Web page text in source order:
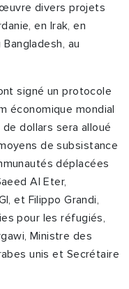
divers projets
en Irak, en
au
signé un protocole
économique mondial
dollars sera alloué
de subsistance
déplacées
Al Eter,
et Filippo Grandi,
pour les réfugiés,
Ministre des
unis et Secrétaire